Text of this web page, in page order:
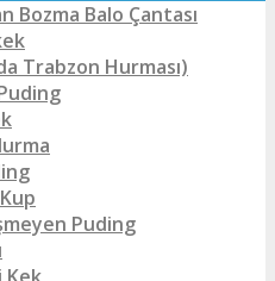
Bozma Balo Çantası
Trabzon Hurması)
Puding